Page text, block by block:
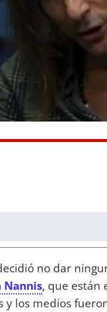
no dar
Nannis, que están
y los medios